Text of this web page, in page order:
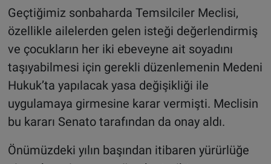
Geçtiğimiz sonbaharda Temsilciler Meclisi,
özellikle ailelerden gelen isteği değerlendirmiş
ve çocukların her iki ebeveyne ait soyadını
taşıyabilmesi için gerekli düzenlemenin Medeni
Hukuk’ta yapılacak yasa değişikliği ile
uygulamaya girmesine karar vermişti. Meclisin
bu kararı Senato tarafından da onay aldı.
Önümüzdeki yılın başından itibaren yürürlüğe